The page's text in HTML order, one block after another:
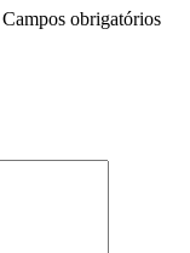
Campos obrigatórios